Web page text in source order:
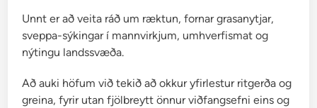
n
e
s
Unnt er að veita ráð um ræktun, fornar grasanytjar,
sveppa-sýkingar í mannvirkjum, umhverfismat og
nýtingu landssvæða.
Að auki höfum við tekið að okkur yfirlestur ritgerða og
greina, fyrir utan fjölbreytt önnur viðfangsefni eins og